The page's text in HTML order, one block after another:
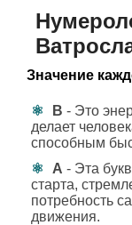
Значение
В - Это
делает
способным
А - Эта
старта,
потребность
движения.